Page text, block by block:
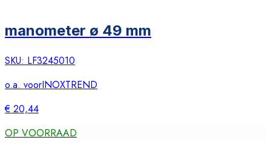
manometer ø 49 mm
SKU: LF3245010
o.a. voorINOXTREND
€ 20,44
OP VOORRAAD